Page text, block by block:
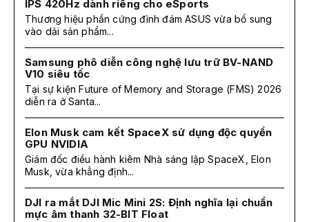
IPS 420Hz dành riêng cho eSports
Thương hiệu phần cứng đình đám ASUS vừa bổ sung
vào dải sản phẩm...
Samsung phô diễn công nghệ lưu trữ BV-NAND
V10 siêu tốc
Tại sự kiện Future of Memory and Storage (FMS) 2026
diễn ra ở Santa...
Elon Musk cam kết SpaceX sử dụng độc quyền
GPU NVIDIA
Giám đốc điều hành kiêm Nhà sáng lập SpaceX, Elon
Musk, vừa khẳng định...
DJI ra mắt DJI Mic Mini 2S: Định nghĩa lại chuẩn
mực âm thanh 32-BIT Float